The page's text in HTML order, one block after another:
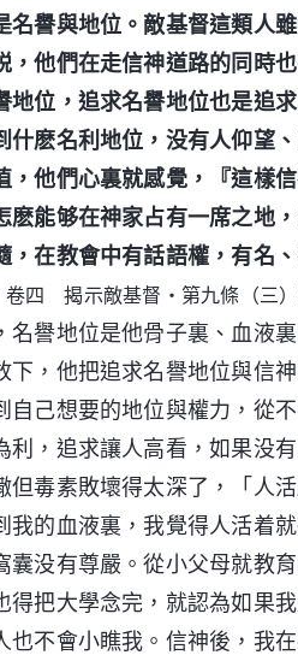
名譽與地位。敵基督這類人
他們在走信神道路的同時
地位，追求名譽地位也是追
什麽名利地位，没有人仰望
他們心裏就感覺，『這樣
能够在神家占有一席之地
在教會中有話語權，有名
卷四 揭示敵基督・第九條（三）
譽地位是他骨子裏、血液
下，他把追求名譽地位與信
自己想要的地位與權力，從
利，追求讓人高看，如果没
但毒素敗壞得太深了，「人
我的血液裏，我覺得人活着
囊没有尊嚴。從小父母就教
得把大學念完，就認為如果
也不會小瞧我。信神後，我